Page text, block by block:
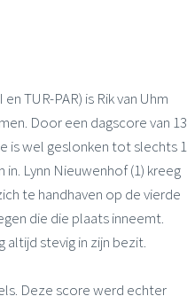
TUR-PAR) is Rik van Uhm
Door een dagscore van 13
is wel geslonken tot slechts 1
Lynn Nieuwenhof (1) kreeg
te handhaven op de vierde
die die plaats inneemt.
stevig in zijn bezit.
Deze score werd echter